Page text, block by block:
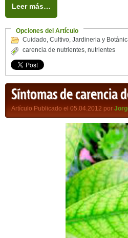
Leer más…
Opciones del Artículo
Cuidado, Cultivo, Jardineria y
carencia de nutrientes, nutrientes
Síntomas de carencia
Artículo Publicado el 05.04.2012 por